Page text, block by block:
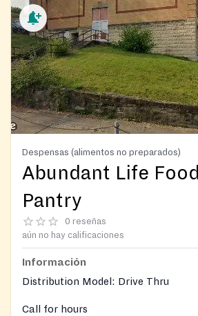
Despensas (alimentos no preparados)
Abundant Life Food
Pantry
0 reseñas
aún no hay calificaciones
Información
Distribution Model: Drive Thru
Call for hours